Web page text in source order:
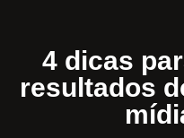
4 dicas
resultados